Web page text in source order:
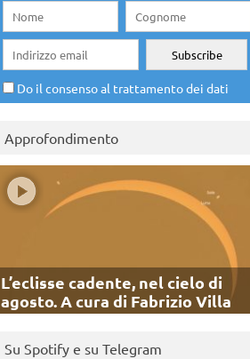
Do il consenso al trattamento dei dati
Approfondimento
L’eclisse cadente, nel cielo di
agosto. A cura di Fabrizio Villa
Su Spotify e su Telegram